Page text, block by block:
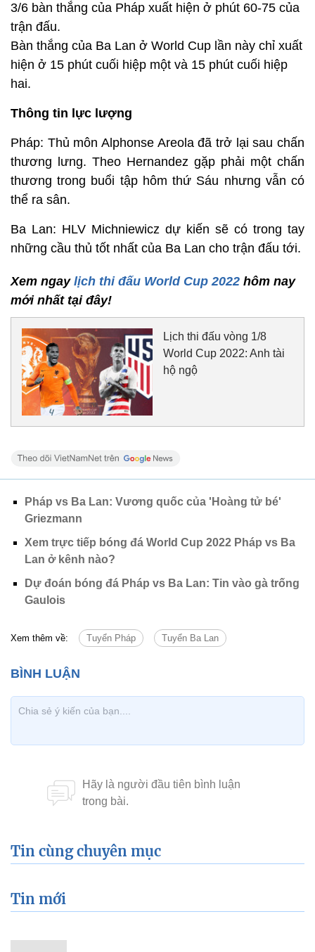
3/6 bàn thắng của Pháp xuất hiện ở phút 60-75 của
trận đấu.
Bàn thắng của Ba Lan ở World Cup lần này chỉ xuất
hiện ở 15 phút cuối hiệp một và 15 phút cuối hiệp
hai.
Thông tin lực lượng
Pháp: Thủ môn Alphonse Areola đã trở lại sau chấn
thương lưng. Theo Hernandez gặp phải một chấn
thương trong buổi tập hôm thứ Sáu nhưng vẫn có
thể ra sân.
Ba Lan: HLV Michniewicz dự kiến sẽ có trong tay
những cầu thủ tốt nhất của Ba Lan cho trận đấu tới.
Xem ngay lịch thi đấu World Cup 2022 hôm nay
mới nhất tại đây!
Lịch thi đấu vòng 1/8
World Cup 2022: Anh tài
hộ ngộ
Pháp vs Ba Lan: Vương quốc của 'Hoàng tử bé'
Griezmann
Xem trực tiếp bóng đá World Cup 2022 Pháp vs Ba
Lan ở kênh nào?
Dự đoán bóng đá Pháp vs Ba Lan: Tin vào gà trống
Gaulois
Xem thêm về: Tuyển Pháp Tuyển Ba Lan
Tin cùng chuyên mục
Tin mới